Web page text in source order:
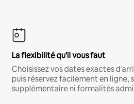
La flexibilité qu'il vous faut
Choisissez vos dates exactes
puis réservez facilement en ligne,
supplémentaire ni formalités